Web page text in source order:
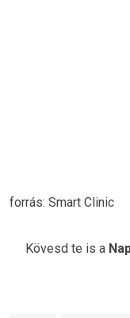
forrás: Smart Clinic
Kövesd te is a